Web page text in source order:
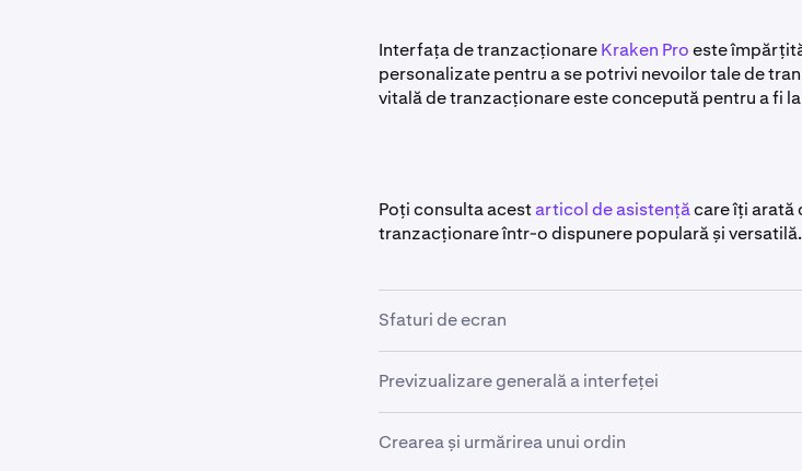
Interfața de tranzacționareKraken Proeste
personalizate pentru a se potrivi nevoilor tale de
vitală de tranzacționare este concepută pentru a fi
Poți consulta acestarticol de asistențăcare îți arată
tranzacționare într-o dispunere populară și versatilă.
Sfaturi de ecran
Tabloul de bord de tranzacționare este prevăzut cu
începători. Ține cursorul pe orice etichetă pentru a
înseamnă.
Previzualizare generală a interfeței
Banda superioară nu este personalizabilă și va
selectate pentru toate nevoile tale de
Crearea și urmărirea unui ordin